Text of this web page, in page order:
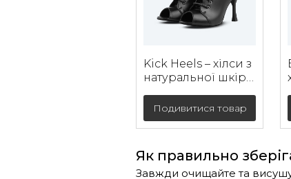
Kick Heels – хілси з
натуральної шкіри
Подивитися товар
Як правильно
Завжди очищайте та